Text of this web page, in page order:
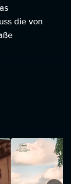
die von